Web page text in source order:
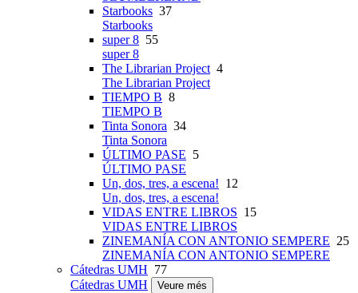
Starbooks 37
Starbooks
super 8 55
super 8
The Librarian Project4
The Librarian Project
TIEMPO B 8
TIEMPO B
Tinta Sonora 34
Tinta Sonora
ÚLTIMO PASE 5
ÚLTIMO PASE
Un, dos, tres, a escena! 12
Un, dos, tres, a escena!
VIDAS ENTRE LIBROS 15
VIDAS ENTRE LIBROS
ZINEMANÍA CON ANTONIO SEMPERE 25
ZINEMANÍA CON ANTONIO SEMPERE
Cátedras UMH 77
Cátedras UMH
Veure més